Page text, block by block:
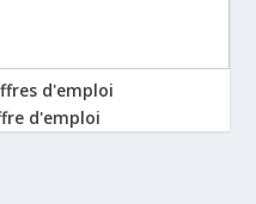
d'emploi
d'emploi